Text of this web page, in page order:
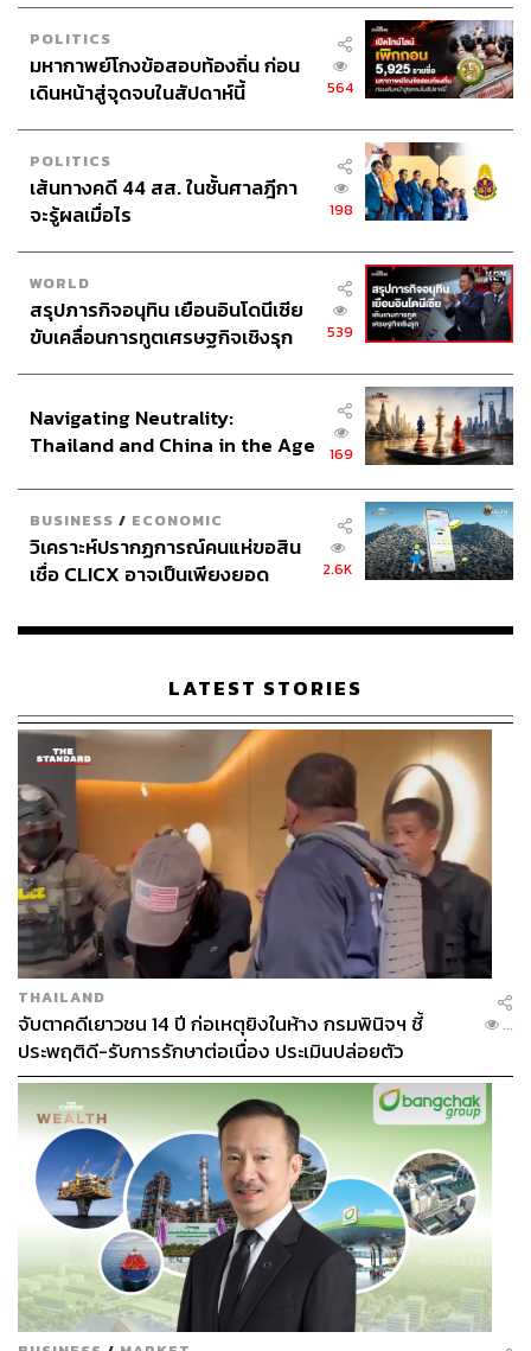
POLITICS
มหากาพย์โกงข้อสอบท้องถิ่น ก่อน
เดินหน้าสู่จุดจบในสัปดาห์นี้
564
POLITICS
เส้นทางคดี 44 สส. ในชั้นศาลฎีกา
จะรู้ผลเมื่อไร
198
WORLD
สรุปภารกิจอนุทิน เยือนอินโดนีเซีย
ขับเคลื่อนการทูตเศรษฐกิจเชิงรุก
539
Navigating Neutrality:
Thailand and China in the Age
169
BUSINESS / ECONOMIC
วิเคราะห์ปรากฏการณ์คนแห่ขอสิน
เชื่อ CLICX อาจเป็นเพียงยอด
เรือนไทยที่ถูกซุกไว้
2.6K
LATEST STORIES
THAILAND
จับตาคดีเยาวชน 14 ปี ก่อเหตุยิงในห้าง กรมพินิจฯ ชี้
ประพฤติดี-รับการรักษาต่อเนื่อง ประเมินปล่อยตัว
...